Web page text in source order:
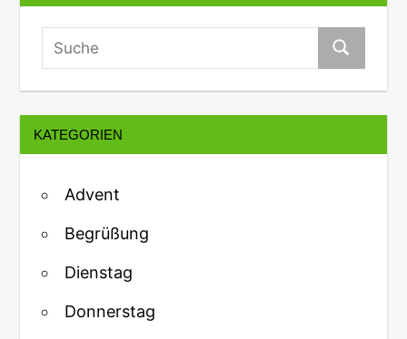
KATEGORIEN
Advent
Begrüßung
Dienstag
Donnerstag